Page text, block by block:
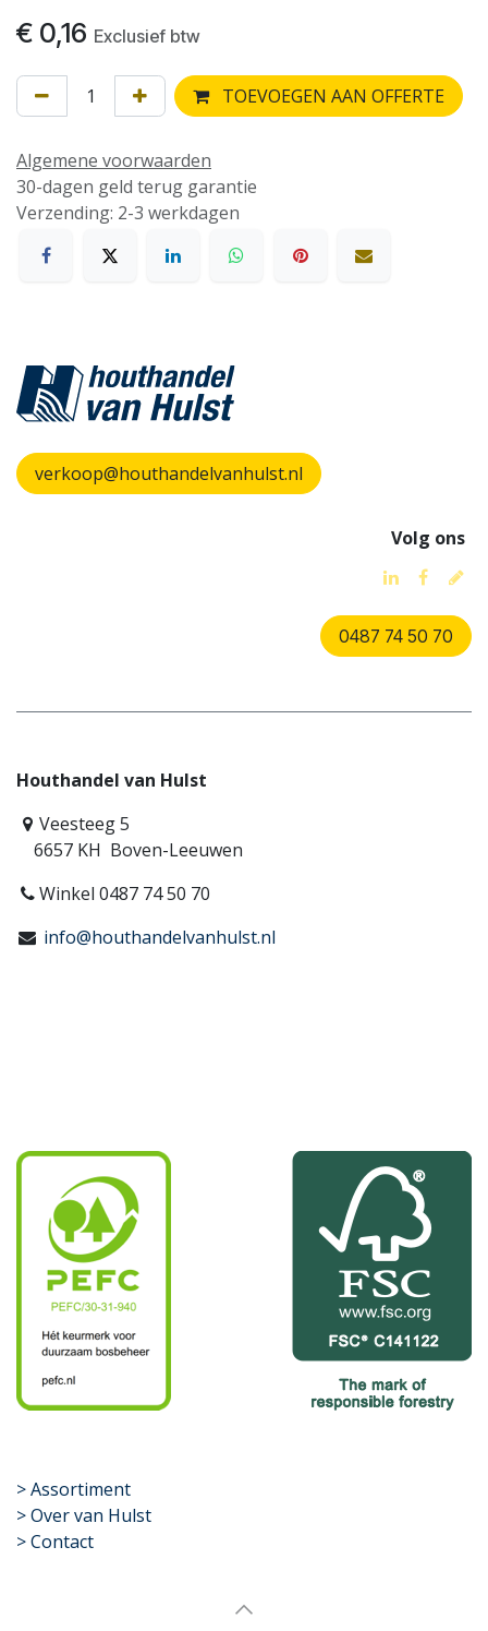
€ 0,16 Exclusief btw
TOEVOEGEN AAN OFFERTE
Algemene voorwaarden
30-dagen geld terug garantie
Verzending: 2-3 werkdagen
verkoop@houthandelvanhulst.nl
Volg ons
0487 74 50 70
Houthandel van Hulst
Veesteeg 5
6657 KH Boven-Leeuwen
Winkel 0487 74 50 70
info@houthandelvanhulst.nl
​>Assortiment
> Over van Hulst
> Contact